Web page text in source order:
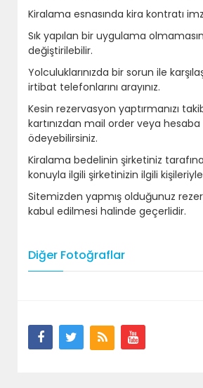
Kiralama esnasında kira kontratı
Sık yapılan bir uygulama
değiştirilebilir.
Yolculuklarınızda bir sorun ile
irtibat telefonlarını arayınız.
Kesin rezervasyon yaptırmanızı
kartınızdan mail order veya
ödeyebilirsiniz.
Kiralama bedelinin şirketiniz
konuyla ilgili şirketinizin ilgili
Sitemizden yapmış olduğunuz
kabul edilmesi halinde geçerlidir.
Diğer Fotoğraflar